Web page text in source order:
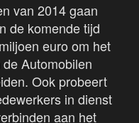
van 2014 gaan
de komende tijd
euro om het
Automobilen
Ook probeert
in dienst
aan het